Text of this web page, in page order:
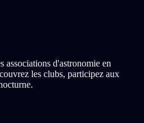
associations d'astronomie en
les clubs, participez aux